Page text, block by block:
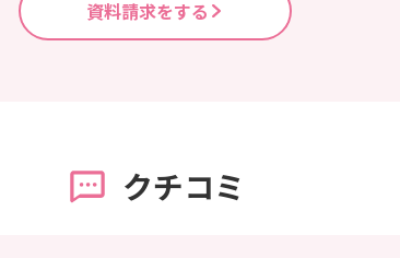
資料請求をする
クチコミ